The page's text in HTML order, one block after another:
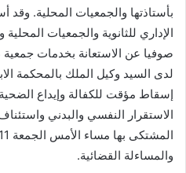
بأستاذتها والجمعيات المحلية.
الإداري للثانوية والجمعيات
صوفيا عن الاستعانة بخدمات
لدى السيد وكيل الملك بالمحكمة
إسقاط مؤقت للكفالة وإيداع
الاستقرار النفسي والبدني
والمساءلة القضائية.